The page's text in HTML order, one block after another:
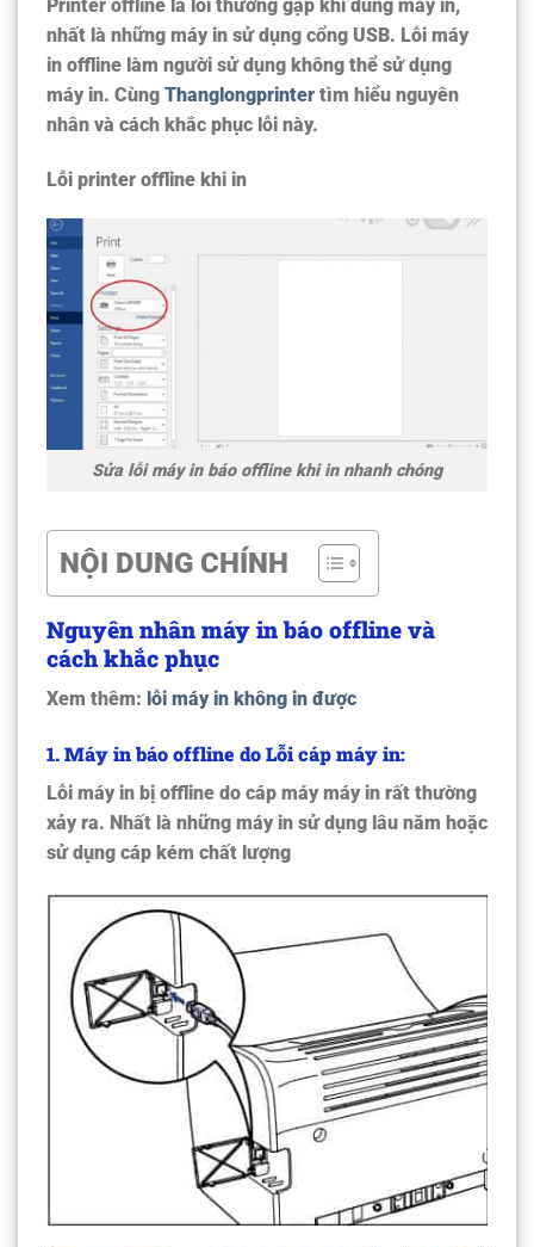
Printer offline là lỗi thường gặp khi dùng máy in,
nhất là những máy in sử dụng cổng USB. Lỗi máy
in offline làm người sử dụng không thể sử dụng
máy in. Cùng Thanglongprinter tìm hiểu nguyên
nhân và cách khắc phục lỗi này.
Lỗi printer offline khi in
Sửa lỗi máy in báo offline khi in nhanh chóng
NỘI DUNG CHÍNH
Nguyên nhân máy in báo offline và
cách khắc phục
Xem thêm: lỗi máy in không in được
1. Máy in báo offline do Lỗi cáp máy in:
Lỗi máy in bị offline do cáp máy máy in rất thường
xảy ra. Nhất là những máy in sử dụng lâu năm hoặc
sử dụng cáp kém chất lượng